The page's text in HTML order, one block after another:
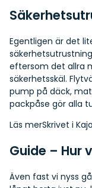
Egentligen är det
eftersom det allra
säkerhetsskäl.
pump på däck,
packpåse gör alla
Läs merSkrivet i
Guide – Hur
Även fast vi nyss